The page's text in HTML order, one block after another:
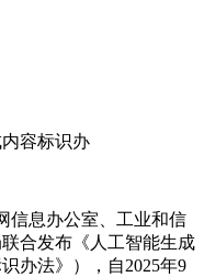
容标识办
息办公室、工业和信
合发布《人工智能生成
办法》），自2025年9